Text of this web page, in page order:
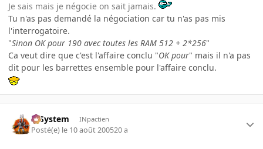
Je sais mais je négocie on sait jamais.
Tu n'as pas demandé la négociation car tu n'as pas mis
l'interrogatoire.
"Sinon OK pour 190 avec toutes les RAM 512 + 2*256"
Ca veut dire que c'est l'affaire conclu "OK pour" mais il n'a pas
dit pour les barrettes ensemble pour l'affaire conclu.
X-System INpactien
Posté(e) le 10 août 200520 a